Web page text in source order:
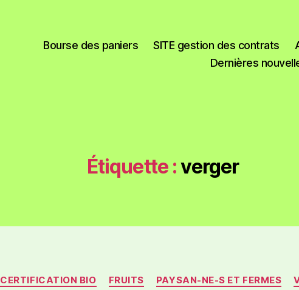
Bourse des paniers SITE gestion des contrats
Dernières
Étiquette :verger
CERTIFICATION BIO FRUITS PAYSAN-NE-S ET FERMES